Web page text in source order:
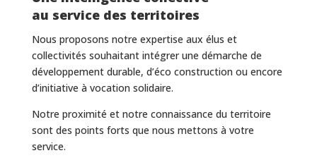
au service des territoires
Nous proposons notre expertise aux élus et
collectivités souhaitant intégrer une démarche de
développement durable, d’éco construction ou encore
d’initiative à vocation solidaire.
Notre proximité et notre connaissance du territoire
sont des points forts que nous mettons à votre
service.